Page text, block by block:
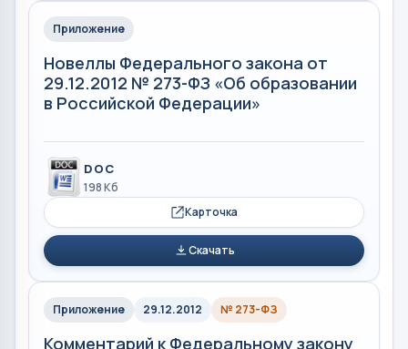
Приложение
Новеллы Федерального закона от
29.12.2012 № 273-ФЗ «Об образовании
в Российской Федерации»
DOC
198 Кб
Карточка
Скачать
Приложение 29.12.2012 № 273-ФЗ
Комментарий к Федеральному закону